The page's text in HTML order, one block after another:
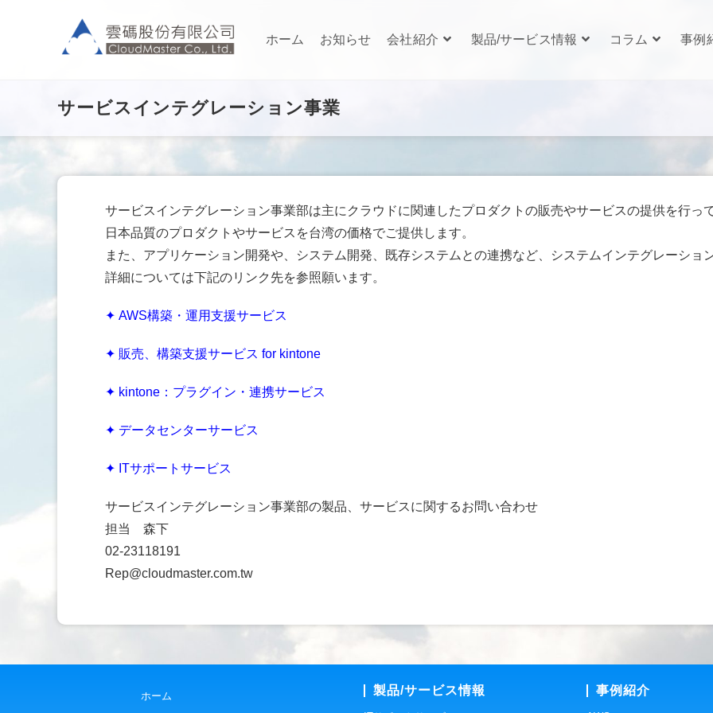
ホーム お知らせ 会社紹介 製品/サービス情報 コラム 事例
サービスインテグレーション事業
サービスインテグレーション事業部は主にクラウドに関連したプロダクトの販売やサービスの提供を行っ
日本品質のプロダクトやサービスを台湾の価格でご提供します。
また、アプリケーション開発や、システム開発、既存システムとの連携など、システムインテグレーショ
詳細については下記のリンク先を参照願います。
✦ AWS構築・運用支援サービス
✦ 販売、構築支援サービス for kintone
✦ kintone：プラグイン・連携サービス
✦ データセンターサービス
✦ ITサポートサービス
サービスインテグレーション事業部の製品、サービスに関するお問い合わせ
担当 森下
02-23118191
Rep@cloudmaster.com.tw
ホーム 製品/サービス情報 事例紹介